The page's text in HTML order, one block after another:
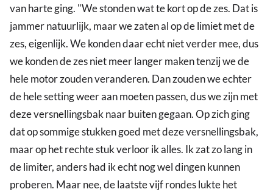
van harte ging. "We stonden wat te kort op de zes. Dat is
jammer natuurlijk, maar we zaten al op de limiet met de
zes, eigenlijk. We konden daar echt niet verder mee, dus
we konden de zes niet meer langer maken tenzij we de
hele motor zouden veranderen. Dan zouden we echter
de hele setting weer aan moeten passen, dus we zijn met
deze versnellingsbak naar buiten gegaan. Op zich ging
dat op sommige stukken goed met deze versnellingsbak,
maar op het rechte stuk verloor ik alles. Ik zat zo lang in
de limiter, anders had ik echt nog wel dingen kunnen
proberen. Maar nee, de laatste vijf rondes lukte het